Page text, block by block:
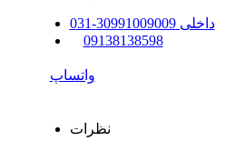
داخلی 30991009009
-
031
09138138598
واتساپ
نظرات